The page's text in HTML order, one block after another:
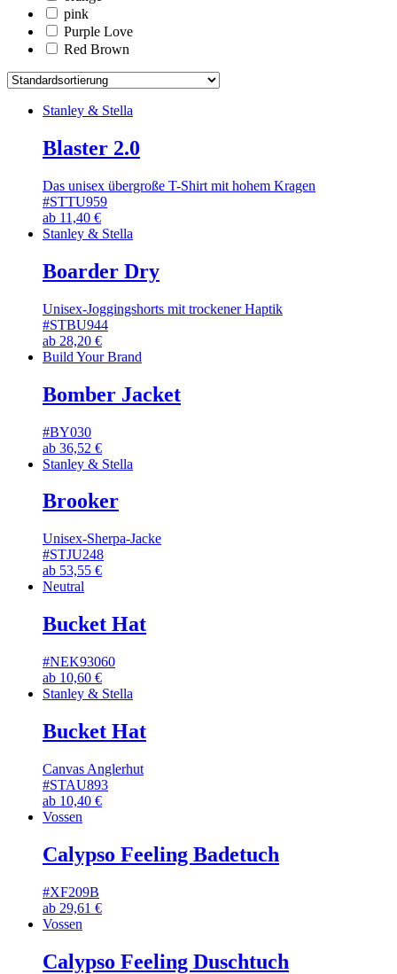
pink
Purple Love
Red Brown
Stanley & Stella
Blaster 2.0
Das unisex übergroße T-Shirt mit hohem Kragen
#STTU959
ab 11,40 €
Stanley & Stella
Boarder Dry
Unisex-Joggingshorts mit trockener Haptik
#STBU944
ab 28,20 €
Build Your Brand
Bomber Jacket
#BY030
ab 36,52 €
Stanley & Stella
Brooker
Unisex-Sherpa-Jacke
#STJU248
ab 53,55 €
Neutral
Bucket Hat
#NEK93060
ab 10,60 €
Stanley & Stella
Bucket Hat
Canvas Anglerhut
#STAU893
ab 10,40 €
Vossen
Calypso Feeling Badetuch
#XF209B
ab 29,61 €
Vossen
Calypso Feeling Duschtuch